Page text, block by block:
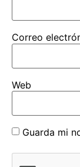
Correo
Web
Guarda mi